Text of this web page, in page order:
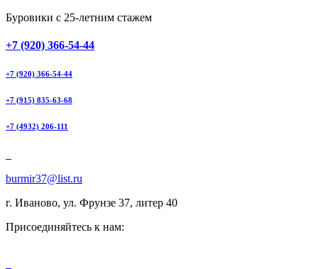
Буровики с 25-летним стажем
+7 (920) 366-54-44
+7 (920) 366-54-44
+7 (915) 835-63-68
+7 (4932) 206-111
burmir37@list.ru
г. Иваново, ул. Фрунзе 37, литер 40
Присоединяйтесь к нам: